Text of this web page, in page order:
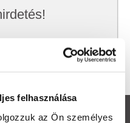
felhasználása
az Ön személyes
amit keresel.